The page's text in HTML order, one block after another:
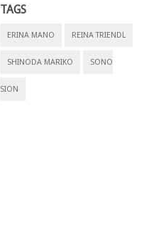
TAGS
ERINA MANO REINA TRIENDL
SHINODA MARIKO SONO
SION